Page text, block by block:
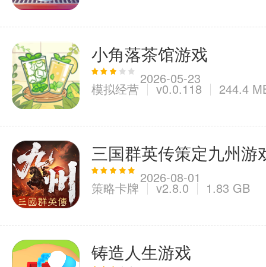
小角落茶馆游戏
2026-05-23
模拟经营 v0.0.118 244.4
三国群英传策定九州游
2026-08-01
策略卡牌 v2.8.0 1.83 GB
铸造人生游戏